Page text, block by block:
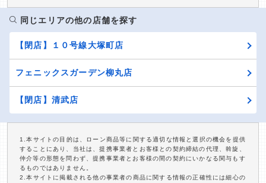
同じエリアの他の店舗を探す
【閉店】１０号線大塚町店
フェニックスガーデン柳丸店
【閉店】清武店
1.本サイトの目的は、ローン商品等に関する適切な情報と選択の機会を提供
することにあり、当社は、提携事業者とお客様との契約締結の代理、斡旋、
仲介等の形態を問わず、提携事業者とお客様の間の契約にいかなる関与もす
るものではありません。
2.本サイトに掲載される他の事業者の商品に関する情報の正確性には細心の